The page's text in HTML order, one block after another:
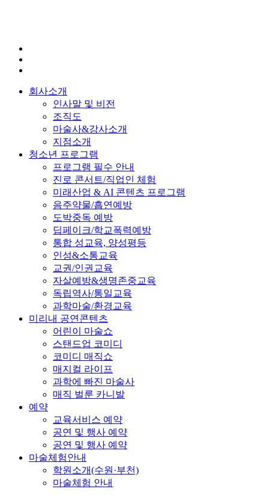
회사소개
인사말 및 비전
조직도
마술사&강사소개
지점소개
청소년 프로그램
프로그램 필수 안내
진로 콘서트/직업인 체험
미래산업 & AI 콘텐츠 프로그램
음주약물/흡연예방
도박중독 예방
딥페이크/학교폭력예방
통합 성교육, 양성평등
인성&소통교육
교권/인권교육
자살예방&생명존중교육
독립역사/통일교육
과학마술/환경교육
미리내 공연콘텐츠
어린이 마술쇼
스탠드업 코미디
코미디 매직쇼
매지컬 라이프
과학에 빠진 마술사
매직 벌룬 카니발
예약
교육서비스 예약
공연 및 행사 예약
공연 및 행사 예약
마술체험안내
학원소개(수원·부천)
마술체험 안내